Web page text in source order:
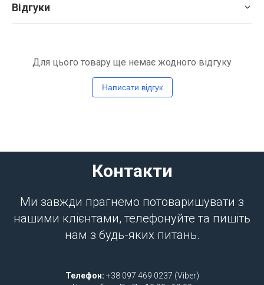
Відгуки
Для цього товару ще немає жодного відгуку
Написати відгук
Контакти
Ми завжди прагнемо потоваришувати з
нашими клієнтами, телефонуйте та пишіть
нам з будь-яких питань.
Телефон: +38 097 469 0237 (Viber)